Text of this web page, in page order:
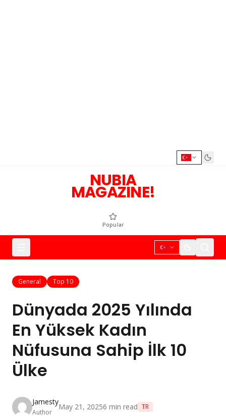
NUBIA
MAGAZINE!
Popular
General Top 10
Dünyada 2025 Yılında
En Yüksek Kadın
Nüfusuna Sahip İlk 10
Ülke
Jamesty
Author
May 21, 20256 min read TR